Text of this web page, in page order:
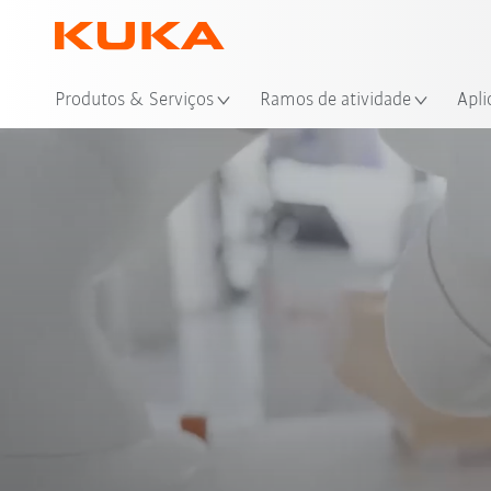
Produtos & Serviços Ramos de atividade